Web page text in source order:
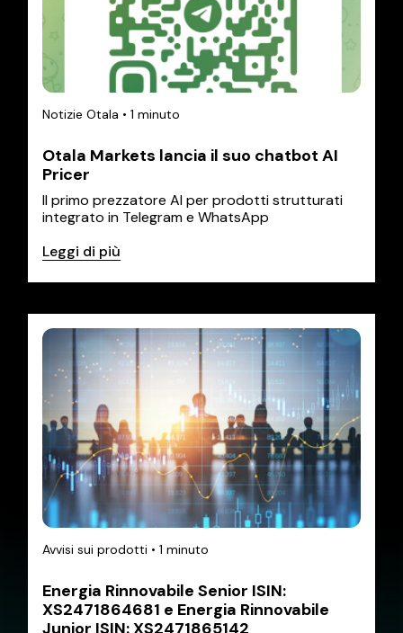
Notizie Otala • 1 minuto
Otala Markets lancia il suo chatbot AI
Pricer
Il primo prezzatore AI per prodotti strutturati
integrato in Telegram e WhatsApp
Leggi di più
Avvisi sui prodotti • 1 minuto
Energia Rinnovabile Senior ISIN:
XS2471864681 e Energia Rinnovabile
Junior ISIN: XS2471865142